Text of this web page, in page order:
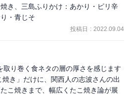
き、三島ふりかけ：あかり・ピリ辛
・青じそ
投稿日 : 2022.09.04
取り巻く食ネタの層の厚さを感じます
き」だけに、関西人の志波さんの出
こ焼きまで、幅広くたこ焼き論が展